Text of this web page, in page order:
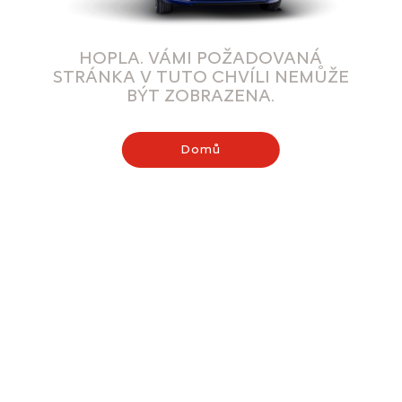
HOPLA. VÁMI POŽADOVANÁ
STRÁNKA V TUTO CHVÍLI NEMŮŽE
BÝT ZOBRAZENA.
Domů